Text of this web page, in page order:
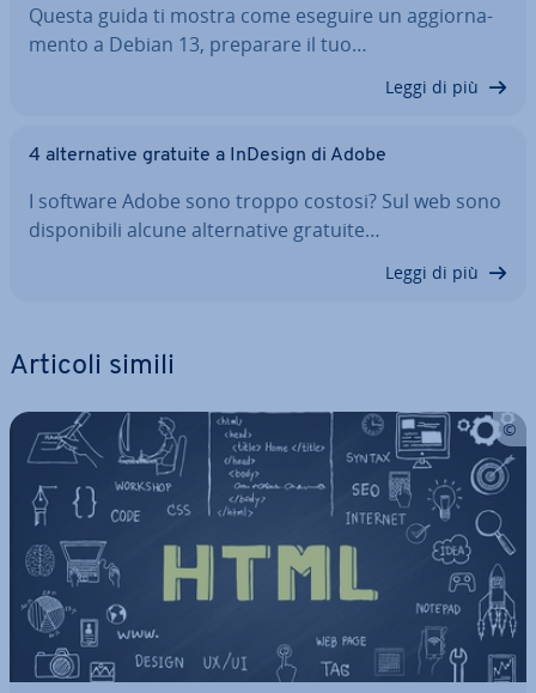
Questa guida ti mostra come eseguire un ag­gior­na­
men­to a Debian 13, preparare il tuo…
Leggi di più
4 al­ter­na­ti­ve gratuite a InDesign di Adobe
I software Adobe sono troppo costosi? Sul web sono
di­spo­ni­bi­li alcune al­ter­na­ti­ve gratuite…
Leggi di più
Articoli simili